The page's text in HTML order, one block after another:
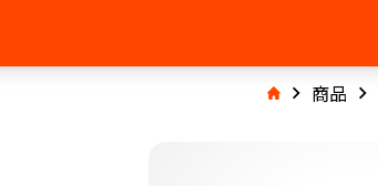
商品